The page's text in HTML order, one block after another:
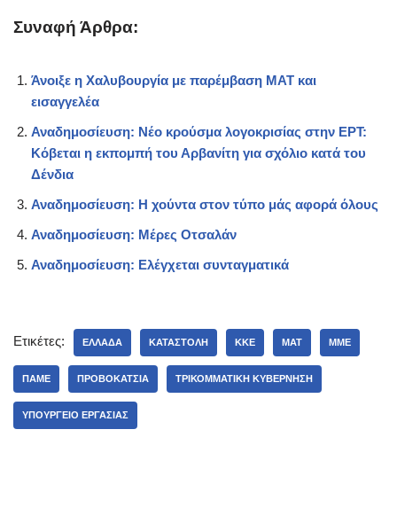
Συναφή Άρθρα:
Άνοιξε η Χαλυβουργία με παρέμβαση ΜΑΤ και
εισαγγελέα
Αναδημοσίευση: Νέο κρούσμα λογοκρισίας στην ΕΡΤ:
Κόβεται η εκπομπή του Αρβανίτη για σχόλιο κατά του
Δένδια
Αναδημοσίευση: Η χούντα στον τύπο μάς αφορά όλους
Αναδημοσίευση: Μέρες Οτσαλάν
Αναδημοσίευση: Ελέγχεται συνταγματικά
Ετικέτες: ΕΛΛΆΔΑ ΚΑΤΑΣΤΟΛΉ ΚΚΕ ΜΑΤ ΜΜΕ
ΠΑΜΕ ΠΡΟΒΟΚΆΤΣΙΑ ΤΡΙΚΟΜΜΑΤΙΚΉ ΚΥΒΈΡΝΗΣΗ
ΥΠΟΥΡΓΕΊΟ ΕΡΓΑΣΊΑΣ